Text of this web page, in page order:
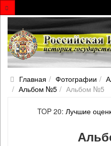
Главная Фотографии
Альбом №5
Альбом №5
TOP 20: Лучшие